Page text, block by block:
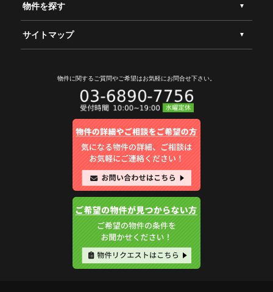
物件を探す
サイトマップ
物件に関するご質問やご希望はお気軽にお問合せ下さい。